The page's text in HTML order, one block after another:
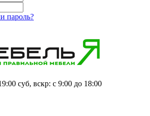
пароль?
суб, вскр: с 9:00 до 18:00